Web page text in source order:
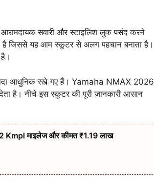
सवारी और स्टाइलिश लुक पसंद करने
है जिससे यह आम स्कूटर से अलग पहचान बनाता है।
आधुनिक रखे गए हैं। Yamaha NMAX 2026
है। नीचे इस स्कूटर की पूरी जानकारी आसान
माइलेज और कीमत ₹1.19 लाख